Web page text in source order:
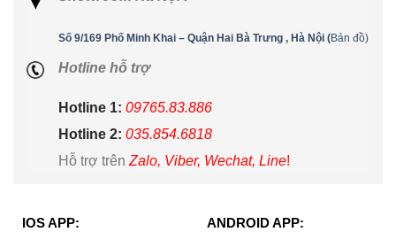
Số 9/169 Phố Minh Khai – Quận Hai Bà Trưng , Hà Nội (Bản đồ)
Hotline hỗ trợ
Hotline 1: 09765.83.886
Hotline 2: 035.854.6818
Hỗ trợ trên Zalo, Viber, Wechat, Line!
IOS APP: ANDROID APP: